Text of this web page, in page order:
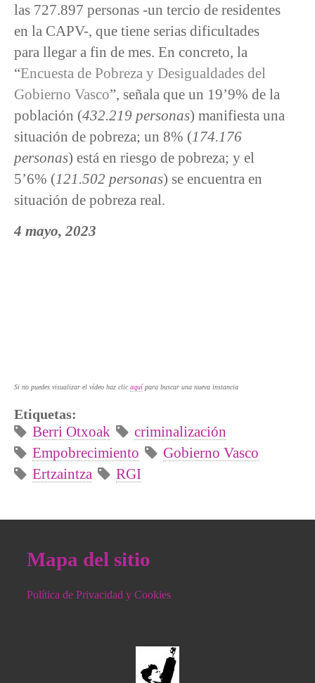
las 727.897 personas -un tercio de residentes
en la CAPV-, que tiene serias dificultades
para llegar a fin de mes. En concreto, la
“Encuesta de Pobreza y Desigualdades del
Gobierno Vasco”, señala que un 19’9% de la
población (432.219 personas) manifiesta una
situación de pobreza; un 8% (174.176
personas) está en riesgo de pobreza; y el
5’6% (121.502 personas) se encuentra en
situación de pobreza real.
4 mayo, 2023
Si no puedes visualizar el vídeo haz clicaquípara buscar una nueva instancia
Etiquetas:
Berri Otxoak
criminalización
Empobrecimiento
Gobierno Vasco
Ertzaintza
RGI
Mapa del sitio
Política de Privacidad y Cookies